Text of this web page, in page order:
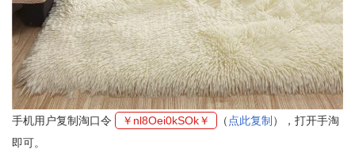
手机用户复制淘口令 ￥nl8Oei0kSOk￥ （ 点此复制 ），打开手淘
即可。